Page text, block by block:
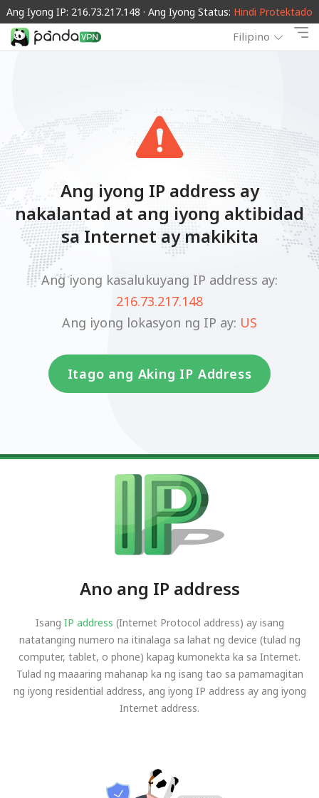
Ang Iyong IP: 216.73.217.148 · Ang Iyong Status: Hindi Protektado
Filipino
Ang iyong IP address ay
nakalantad at ang iyong aktibidad
sa Internet ay makikita
Ang iyong kasalukuyang IP address ay:
216.73.217.148
Ang iyong lokasyon ng IP ay: US
Itago ang Aking IP Address
Ano ang IP address
Isang IP address (Internet Protocol address) ay isang
natatanging numero na itinalaga sa lahat ng device (tulad ng
computer, tablet, o phone) kapag kumonekta ka sa Internet.
Tulad ng maaaring mahanap ka ng isang tao sa pamamagitan
ng iyong residential address, ang iyong IP address ay ang iyong
Internet address.